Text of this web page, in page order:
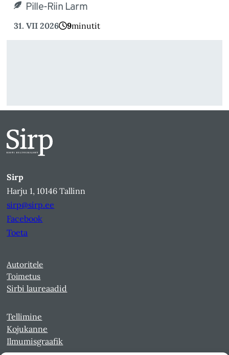
Pille-Riin Larm
31. VII 2026 9minutit
Sirp
Harju 1, 10146 Tallinn
sirp@sirp.ee
Facebook
Toeta
Autoritele
Toimetus
Sirbi laureaadid
Tellimine
Kojukanne
Ilmumisgraafik